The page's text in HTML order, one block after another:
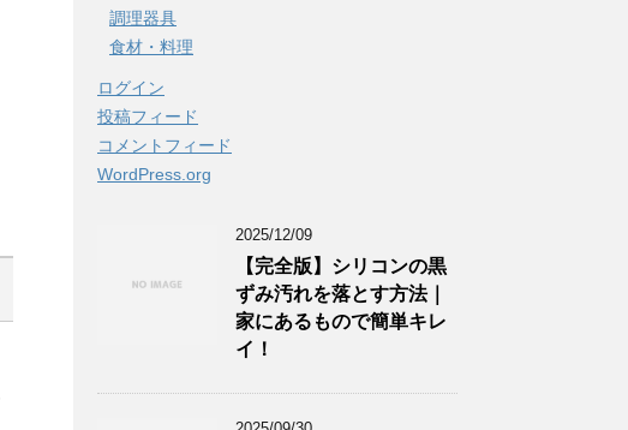
調理器具
食材・料理
ログイン
投稿フィード
コメントフィード
WordPress.org
2025/12/09
【完全版】シリコンの黒
ずみ汚れを落とす方法｜
家にあるもので簡単キレ
イ！